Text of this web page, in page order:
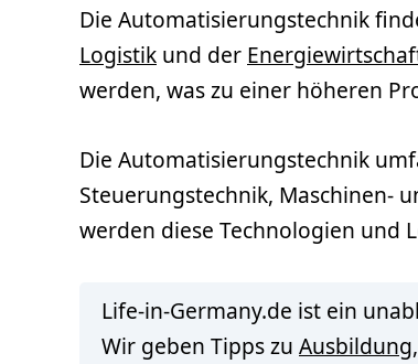
Die Automatisierungstechnik
Logistik und der
werden, was zu einer höheren
Die Automatisierungstechnik
Steuerungstechnik, Maschinen-
werden diese Technologien und
Life-in-Germany.de ist ein
Wir geben Tipps zu Ausbildung,